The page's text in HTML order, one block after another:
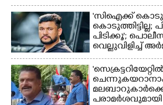
'സിഐക്ക്
കൊടുത്തിട്ടില്ല;
പിടിക്കൂ';
വെല്ലുവിളിച്ച്